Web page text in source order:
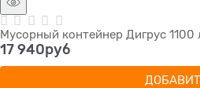
Мусорный контейнер Дигрус
17 940руб